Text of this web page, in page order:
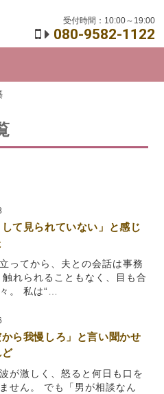
受付時間：10:00～19:00
080-9582-1122
して見られていない」と感じ
ってから、夫との会話は事務
れられることもなく、目も合
。 私は“…
から我慢しろ」と言い聞かせ
が激しく、怒ると何日も口を
せん。 でも「男が相談なん